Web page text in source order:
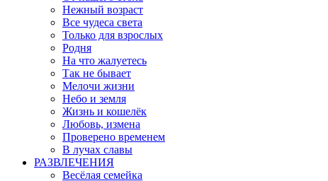
Нежный возраст
Все чудеса света
Только для взрослых
Родня
На что жалуетесь
Так не бывает
Мелочи жизни
Небо и земля
Жизнь и кошелёк
Любовь, измена
Проверено временем
В лучах славы
РАЗВЛЕЧЕНИЯ
Весёлая семейка